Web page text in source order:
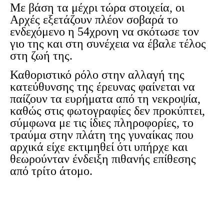
Με βάση τα μέχρι τώρα στοιχεία, οι
Αρχές εξετάζουν πλέον σοβαρά το
ενδεχόμενο η 54χρονη να σκότωσε τον
γιο της και στη συνέχεια να έβαλε τέλος
στη ζωή της.
Καθοριστικό ρόλο στην αλλαγή της
κατεύθυνσης της έρευνας φαίνεται να
παίζουν τα ευρήματα από τη νεκροψία,
καθώς στις φωτογραφίες δεν προκύπτει,
σύμφωνα με τις ίδιες πληροφορίες, το
τραύμα στην πλάτη της γυναίκας που
αρχικά είχε εκτιμηθεί ότι υπήρχε και
θεωρούνταν ένδειξη πιθανής επίθεσης
από τρίτο άτομο.